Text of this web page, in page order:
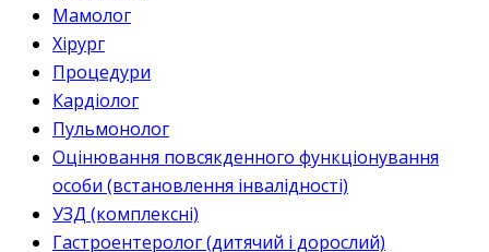
Мамолог
Хірург
Процедури
Кардіолог
Пульмонолог
Оцінювання повсякденного функціонування
особи (встановлення інвалідності)
УЗД (комплексні)
Гастроентеролог (дитячий і дорослий)